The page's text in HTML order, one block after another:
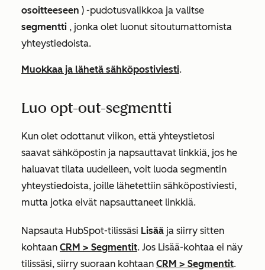
osoitteeseen ) -pudotusvalikkoa ja valitse
segmentti , jonka olet luonut sitoutumattomista
yhteystiedoista.
Muokkaa ja lähetä sähköpostiviesti.
Luo opt-out-segmentti
Kun olet odottanut viikon, että yhteystietosi
saavat sähköpostin ja napsauttavat linkkiä, jos he
haluavat tilata uudelleen, voit luoda segmentin
yhteystiedoista, joille lähetettiin sähköpostiviesti,
mutta jotka eivät napsauttaneet linkkiä.
Napsauta HubSpot-tilissäsi Lisää ja siirry sitten
kohtaan CRM > Segmentit. Jos Lisää-kohtaa ei näy
tilissäsi, siirry suoraan kohtaan CRM > Segmentit.